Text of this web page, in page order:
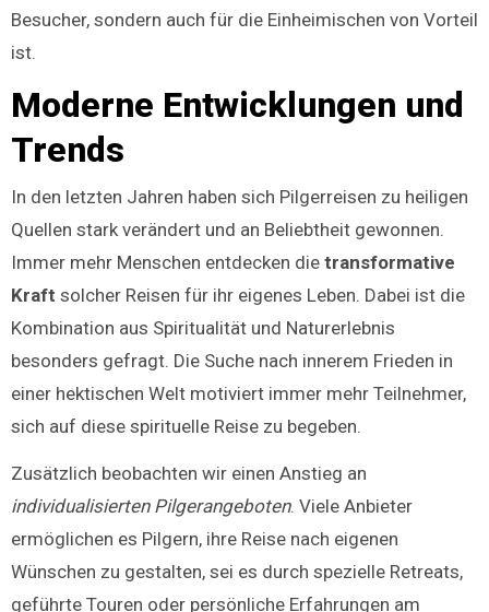
Besucher, sondern auch für die Einheimischen von Vorteil
ist.
Moderne Entwicklungen und
Trends
In den letzten Jahren haben sich Pilgerreisen zu heiligen
Quellen stark verändert und an Beliebtheit gewonnen.
Immer mehr Menschen entdecken die transformative
Kraft solcher Reisen für ihr eigenes Leben. Dabei ist die
Kombination aus Spiritualität und Naturerlebnis
besonders gefragt. Die Suche nach innerem Frieden in
einer hektischen Welt motiviert immer mehr Teilnehmer,
sich auf diese spirituelle Reise zu begeben.
Zusätzlich beobachten wir einen Anstieg an
individualisierten Pilgerangeboten. Viele Anbieter
ermöglichen es Pilgern, ihre Reise nach eigenen
Wünschen zu gestalten, sei es durch spezielle Retreats,
geführte Touren oder persönliche Erfahrungen am